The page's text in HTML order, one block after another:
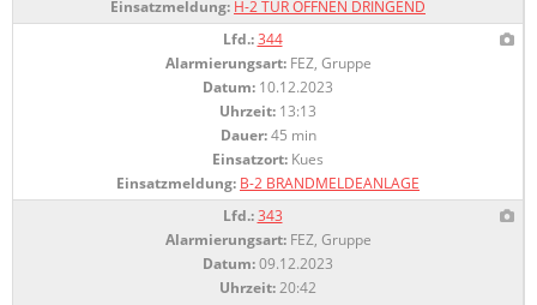
Einsatzmeldung: H-2 TÜR ÖFFNEN DRINGEND
Lfd.: 344
Alarmierungsart:FEZ, Gruppe
Datum: 10.12.2023
Uhrzeit: 13:13
Dauer:45 min
Einsatzort: Kues
Einsatzmeldung: B-2 BRANDMELDEANLAGE
Lfd.: 343
Alarmierungsart:FEZ, Gruppe
Datum:09.12.2023
Uhrzeit:20:42